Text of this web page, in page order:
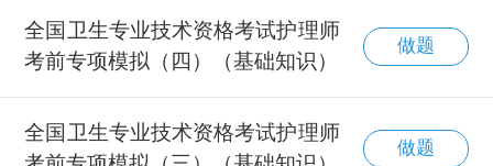
全国卫生专业技术资格考试护理师
考前专项模拟（四）（基础知识）
做题
全国卫生专业技术资格考试护理师
做题